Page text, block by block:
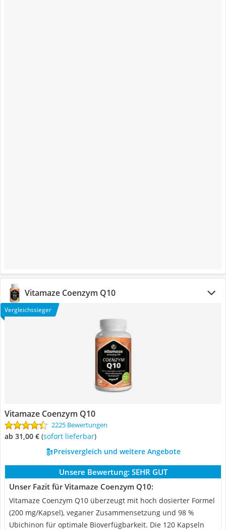
Vitamaze Coenzym Q10
Vergleichssieger
Vitamaze Coenzym Q10
2225 Bewertungen
ab 31,00 € ( Sofort lieferbar)
Preisvergleich und weitere Angebote
Unsere Bewertung: SEHR GUT
Unser Fazit für Vitamaze Coenzym Q10:
Vitamaze Coenzym Q10 überzeugt mit hoch dosierter Formel
(200 mg/Kapsel), veganer Zusammensetzung und 98 %
Ubichinon für optimale Bioverfügbarkeit. Die 120 Kapseln